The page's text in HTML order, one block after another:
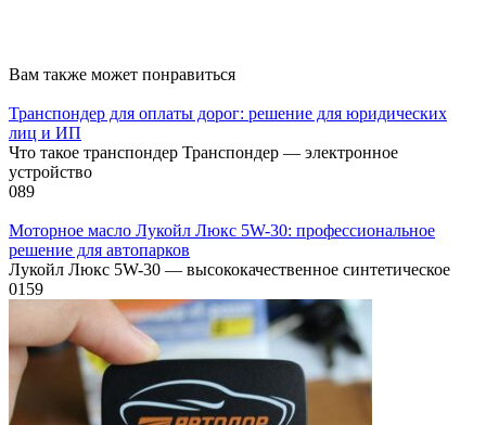
Вам также может понравиться
Транспондер для оплаты дорог: решение для юридических
лиц и ИП
Что такое транспондер Транспондер — электронное
устройство
089
Моторное масло Лукойл Люкс 5W-30: профессиональное
решение для автопарков
Лукойл Люкс 5W-30 — высококачественное синтетическое
0159